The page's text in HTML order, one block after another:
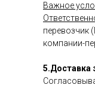
Важное
перевозчик
компании-
5.Доставка